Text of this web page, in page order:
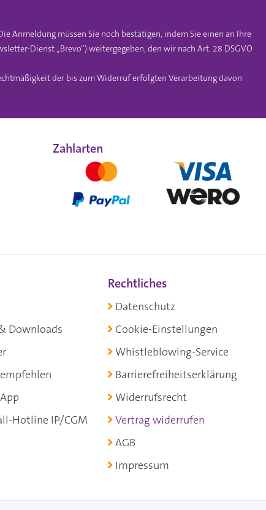
Anmeldung müssen Sie noch bestätigen, indem Sie einen an Ihre
Dienst „Brevo“) weitergegeben, den wir nach Art. 28 DSGVO
der bis zum Widerruf erfolgten Verarbeitung davon
Zahlarten
Downloads
Hotline IP/CGM
Rechtliches
Datenschutz
Cookie-Einstellungen
Whistleblowing-Service
Barrierefreiheitserklärung
Widerrufsrecht
Vertrag widerrufen
AGB
Impressum